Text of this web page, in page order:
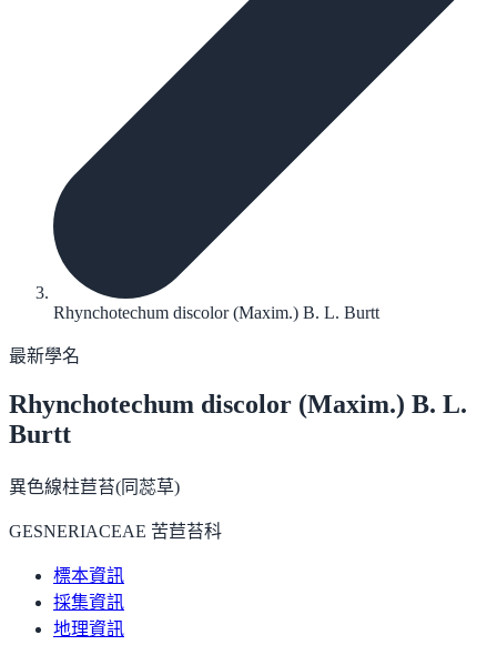
Rhynchotechum discolor (Maxim.) B. L. Burtt
最新學名
Rhynchotechum discolor (Maxim.) B. L.
Burtt
異色線柱苣苔(同蕊草)
GESNERIACEAE 苦苣苔科
標本資訊
採集資訊
地理資訊